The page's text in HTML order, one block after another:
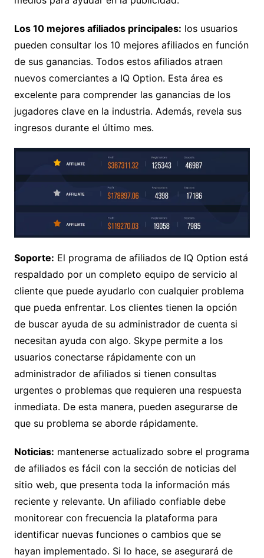
Los 10 mejores afiliados principales: los usuarios
pueden consultar los 10 mejores afiliados en función
de sus ganancias. Todos estos afiliados atraen
nuevos comerciantes a IQ Option. Esta área es
excelente para comprender las ganancias de los
jugadores clave en la industria. Además, revela sus
ingresos durante el último mes.
Soporte: El programa de afiliados de IQ Option está
respaldado por un completo equipo de servicio al
cliente que puede ayudarlo con cualquier problema
que pueda enfrentar. Los clientes tienen la opción
de buscar ayuda de su administrador de cuenta si
necesitan ayuda con algo. Skype permite a los
usuarios conectarse rápidamente con un
administrador de afiliados si tienen consultas
urgentes o problemas que requieren una respuesta
inmediata. De esta manera, pueden asegurarse de
que su problema se aborde rápidamente.
Noticias: mantenerse actualizado sobre el programa
de afiliados es fácil con la sección de noticias del
sitio web, que presenta toda la información más
reciente y relevante. Un afiliado confiable debe
monitorear con frecuencia la plataforma para
identificar nuevas funciones o cambios que se
hayan implementado. Si lo hace, se asegurará de